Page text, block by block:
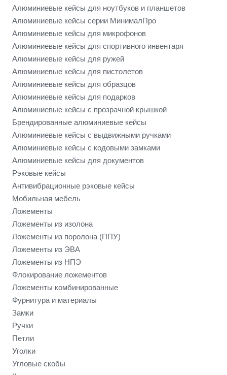
Алюминиевые кейсы для ноутбуков и планшетов
Алюминиевые кейсы серии МинималПро
Алюминиевые кейсы для микрофонов
Алюминиевые кейсы для спортивного инвентаря
Алюминиевые кейсы для ружей
Алюминиевые кейсы для пистолетов
Алюминиевые кейсы для образцов
Алюминиевые кейсы для подарков
Алюминиевые кейсы с прозрачной крышкой
Брендированные алюминиевые кейсы
Алюминиевые кейсы с выдвижными ручками
Алюминиевые кейсы с кодовыми замками
Алюминиевые кейсы для документов
Рэковые кейсы
Антивибрационные рэковые кейсы
Мобильная мебель
Ложементы
Ложементы из изолона
Ложементы из поролона (ППУ)
Ложементы из ЭВА
Ложементы из НПЭ
Флокирование ложементов
Ложементы комбинированные
Фурнитура и материалы
Замки
Ручки
Петли
Уголки
Угловые скобы